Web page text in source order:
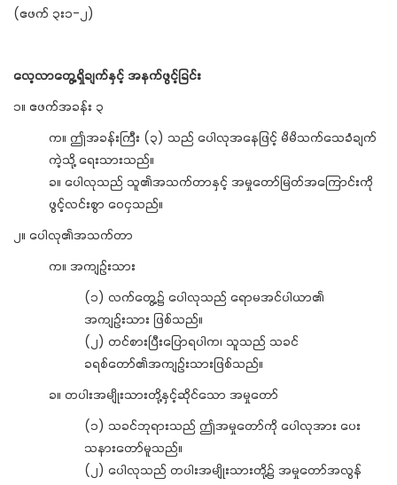
(ဧဖက် ၃း၁-၂)
လေ့လာတွေ့ရှိချက်နှင့် အနက်ဖွင့်ခြင်း
၁။ ဧဖက်အခန်း ၃
က။ ဤအခန်းကြီး (၃) သည် ပေါလုအနေဖြင့် မိမိသက်သေခံချက်
ကဲ့သို့ ရေးသားသည်။
ခ။ ပေါလုသည် သူ၏အသက်တာနှင့် အမှုတော်မြတ်အကြောင်းကို
ဖွင့်လင်းစွာ ဝေငှသည်။
၂။ ပေါလု၏အသက်တာ
က။ အကျဉ်းသား
(၁) လက်တွေ့၌ ပေါလုသည် ရောမအင်ပါယာ၏
အကျဉ်းသား ဖြစ်သည်။
(၂) တင်စားပြီးပြောရပါက၊ သူသည် သခင်
ခရစ်တော်၏အကျဉ်းသားဖြစ်သည်။
ခ။ တပါးအမျိုးသားတို့နှင့်ဆိုင်သော အမှုတော်
(၁) သခင်ဘုရားသည် ဤအမှုတော်ကို ပေါလုအား ပေး
သနားတော်မူသည်။
(၂) ပေါလုသည် တပါးအမျိုးသားတို့၌ အမှုတော်အလွန်